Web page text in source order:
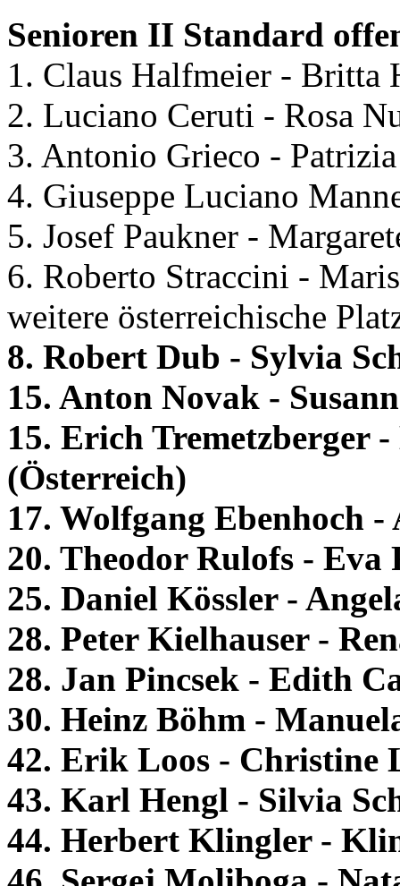
Senioren II Standard
1. Claus Halfmeier - Britta
2. Luciano Ceruti - Rosa
3. Antonio Grieco -
4. Giuseppe Luciano
5. Josef Paukner -
6. Roberto Straccini -
weitere österreichische
8. Robert Dub - Sylvia
15. Anton Novak -
15. Erich Tremetzberger
(Österreich)
17. Wolfgang Ebenhoch
20. Theodor Rulofs - Eva
25. Daniel Kössler -
28. Peter Kielhauser -
28. Jan Pincsek - Edith
30. Heinz Böhm -
42. Erik Loos - Christine
43. Karl Hengl - Silvia
44. Herbert Klingler -